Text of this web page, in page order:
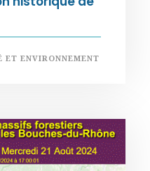
ET ENVIRONNEMENT